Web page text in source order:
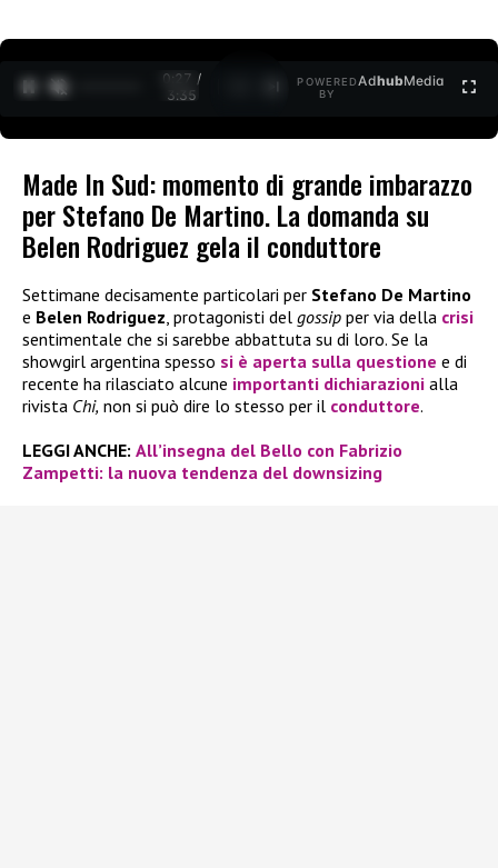
0:27 /
3:35
POWERED
BY
AdhubMedia
Made In Sud: momento di grande imbarazzo
per Stefano De Martino. La domanda su
Belen Rodriguez gela il conduttore
Settimane decisamente particolari per Stefano De Martino
e Belen Rodriguez, protagonisti del gossip per via della crisi
sentimentale che si sarebbe abbattuta su di loro. Se la
showgirl argentina spesso si è aperta sulla questione e di
recente ha rilasciato alcune importanti dichiarazioni alla
rivista Chi, non si può dire lo stesso per il conduttore.
LEGGI ANCHE: All’insegna del Bello con Fabrizio
Zampetti: la nuova tendenza del downsizing